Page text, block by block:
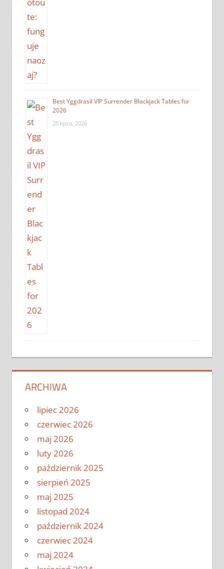
Best Yggdrasil VIP Surrender Blackjack Tables for
2026
25 lipca, 2026
ARCHIWA
lipiec 2026
czerwiec 2026
maj 2026
luty 2026
październik 2025
sierpień 2025
maj 2025
listopad 2024
październik 2024
czerwiec 2024
maj 2024